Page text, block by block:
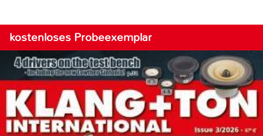
kostenloses Probeexemplar